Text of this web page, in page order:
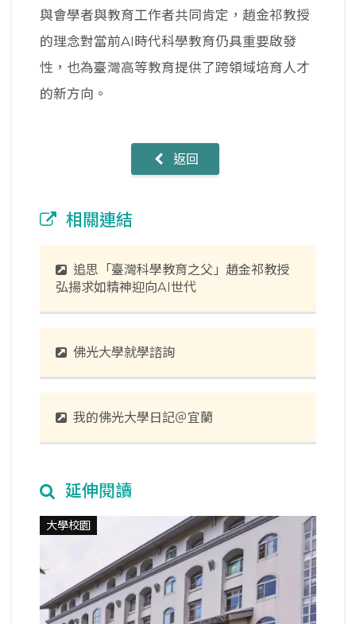
與會學者與教育工作者共同肯定，趙金祁教授
的理念對當前AI時代科學教育仍具重要啟發
性，也為臺灣高等教育提供了跨領域培育人才
的新方向。
返回
相關連結
追思「臺灣科學教育之父」趙金祁教授
弘揚求如精神迎向AI世代
佛光大學就學諮詢
我的佛光大學日記＠宜蘭
延伸閱讀
大學校園